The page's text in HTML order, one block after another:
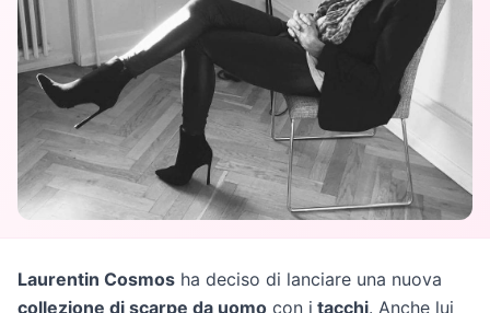
Laurentin Cosmos ha deciso di lanciare una nuova
collezione di scarpe da uomo con i tacchi. Anche lui